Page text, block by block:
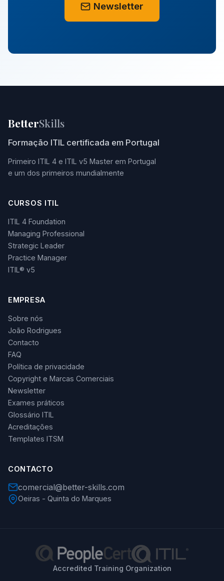
Newsletter
BetterSkills
Formação ITIL certificada em Portugal
Primeiro ITIL 4 e ITIL v5 Master em Portugal
e um dos primeiros mundialmente
CURSOS ITIL
ITIL 4 Foundation
Managing Professional
Strategic Leader
Practice Manager
ITIL® v5
EMPRESA
Sobre nós
João Rodrigues
Contacto
FAQ
Política de privacidade
Copyright e Marcas Comerciais
Newsletter
Exames práticos
Glossário ITIL
Acreditações
Templates ITSM
CONTACTO
comercial@better-skills.com
Oeiras - Quinta do Marques
Accredited Training Organization